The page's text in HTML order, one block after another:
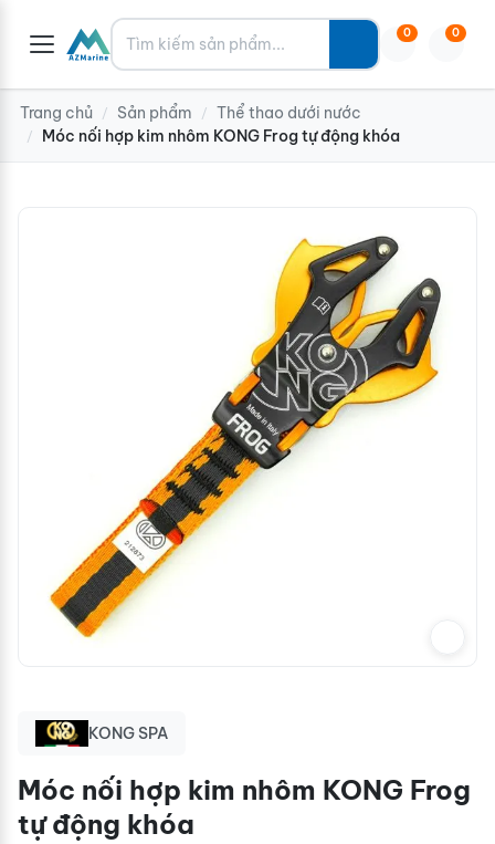
Tìm kiếm 0 0
Trang chủ / Sản phẩm / Thể thao dưới nước
/ Móc nối hợp kim nhôm KONG Frog tự động khóa
KONG SPA
Móc nối hợp kim nhôm KONG Frog
tự động khóa